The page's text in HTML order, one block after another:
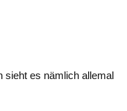
sieht es nämlich allemal